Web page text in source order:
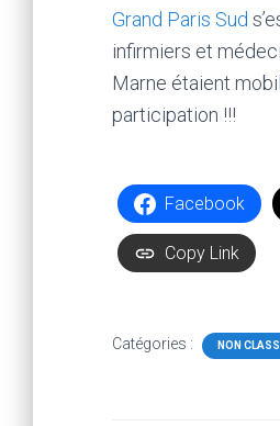
Grand Paris Sud
infirmiers et
Marne étaient
participation !!!
Facebook
Copy Link
Catégories : NON